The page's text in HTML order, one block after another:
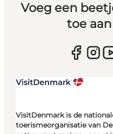
Voeg een
toe
VisitDenmark is de
toerismeorganisatie van